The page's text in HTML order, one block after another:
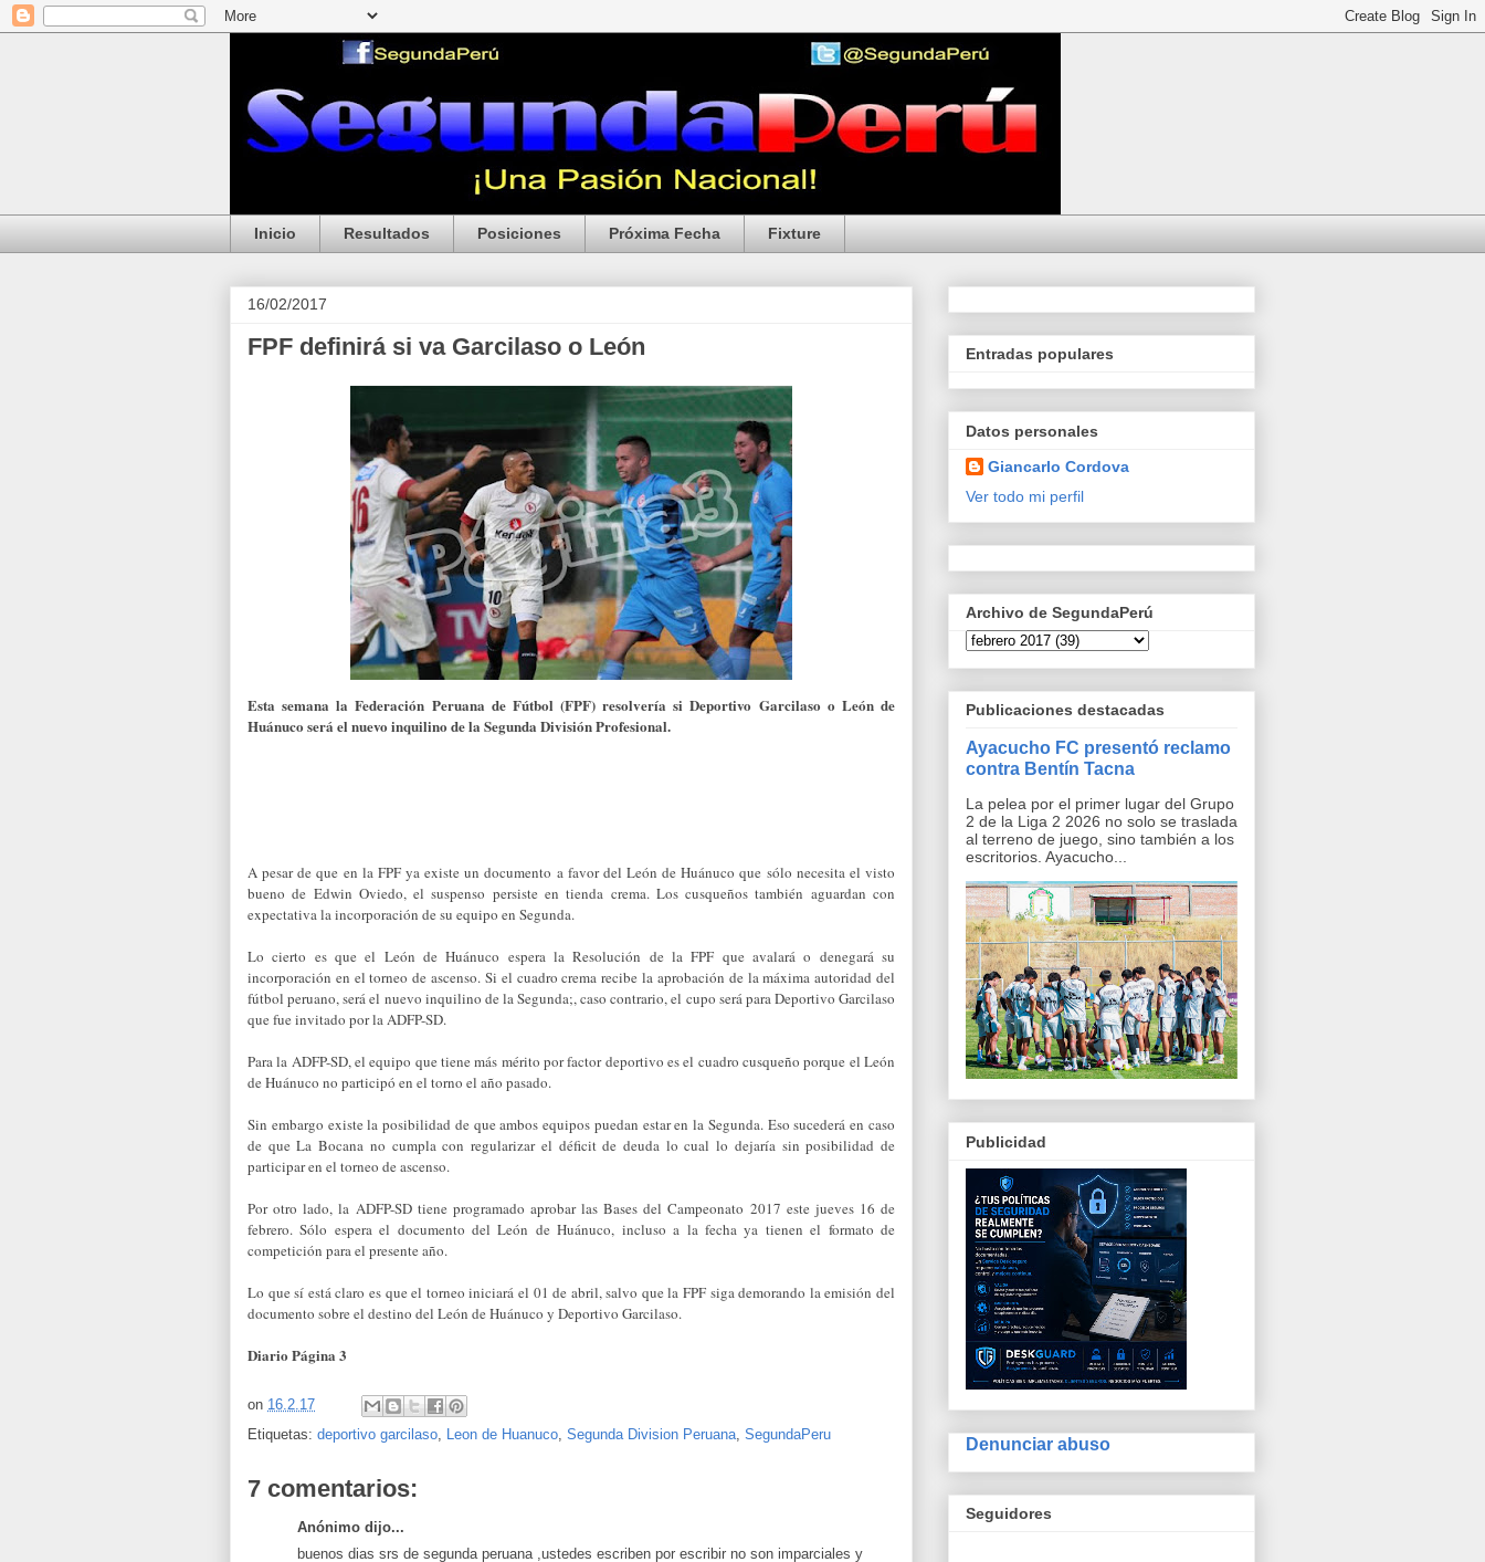
Inicio Resultados Posiciones Próxima Fecha Fixture
16/02/2017
FPF definirá si va Garcilaso o León
Esta semana la Fe­deración Peruana de Fútbol (FPF) resolvería si Deportivo Garcilaso o León de
Huánuco será el nuevo inquilino de la Segunda División Profe­sional.
A pesar de que en la FPF ya existe un docu­mento a favor del León de Huánuco que sólo necesita el visto
bueno de Edwin Oviedo, el sus­penso persiste en tienda crema. Los cusqueños también aguardan con
expectativa la incorpo­ración de su equipo en Segunda.
Lo cierto es que el León de Huánuco espera la Resolución de la FPF que avalará o denegará su
incorporación en el torneo de ascenso. Si el cuadro crema recibe la aprobación de la máxi­ma autoridad del
fútbol peruano, será el nuevo inquilino de la Segunda;, caso contrario, el cupo será para Deportivo Gar­cilaso
que fue invitado por la ADFP-SD.
Para la ADFP-SD, el equipo que tiene más mérito por factor de­portivo es el cuadro cus­queño porque el León
de Huánuco no participó en el torno el año pasado.
Sin embargo existe la posibilidad de que ambos equipos puedan estar en la Segunda. Eso sucederá en caso
de que La Bocana no cumpla con regulari­zar el déficit de deuda lo cual lo dejaría sin posibi­lidad de
participar en el torneo de ascenso.
Por otro lado, la AD­FP-SD tiene programa­do aprobar las Bases del Campeonato 2017 este jueves 16 de
febrero. Sólo espera el documento del León de Huánuco, incluso a la fe­cha ya tienen el formato de
competición para el presente año.
Lo que sí está claro es que el torneo iniciará el 01 de abril, salvo que la FPF siga demorando la emisión del
documento sobre el destino del León de Huánuco y Deportivo Garcilaso.
Diario Página 3
on 16.2.17
Etiquetas: deportivo garcilaso Leon de Huanuco Segunda Division Peruana SegundaPeru
7 comentarios:
Anónimo dijo...
buenos dias srs de segunda peruana ,ustedes escriben por escribir no son imparciales y
Entradas populares
Datos personales
Giancarlo Cordova
Ver todo mi perfil
Archivo de SegundaPerú
Publicaciones destacadas
Ayacucho FC presentó reclamo
contra Bentín Tacna
La pelea por el primer lugar del Grupo
2 de la Liga 2 2026 no solo se traslada
al terreno de juego, sino también a los
escritorios. Ayacucho...
Publicidad
Denunciar abuso
Seguidores